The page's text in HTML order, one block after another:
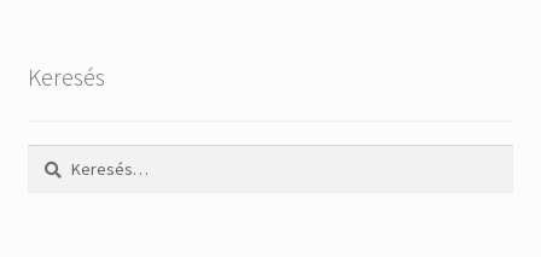
Keresés
Keresés: